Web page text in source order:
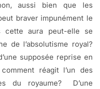
aussi bien que les
braver impunément le
cette aura peut-elle se
de l’absolutisme royal?
supposée reprise en
réagit l’un des
du royaume? D’une